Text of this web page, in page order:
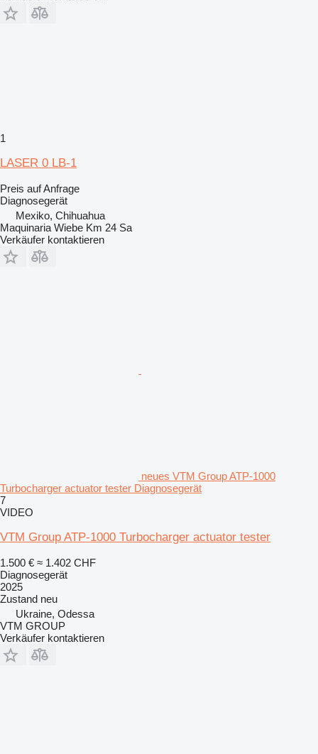
1
LASER 0 LB-1
Preis auf Anfrage
Diagnosegerät
Mexiko, Chihuahua
Maquinaria Wiebe Km 24 Sa
Verkäufer kontaktieren
neues VTM Group ATP-1000
Turbocharger actuator tester Diagnosegerät
7
VIDEO
VTM Group ATP-1000 Turbocharger actuator tester
1.500 € ≈ 1.402 CHF
Diagnosegerät
2025
Zustand neu
Ukraine, Odessa
VTM GROUP
Verkäufer kontaktieren